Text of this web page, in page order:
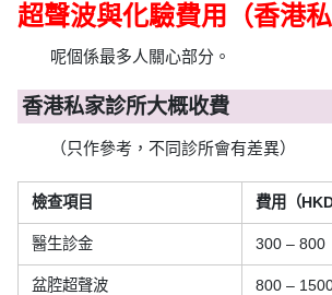
超聲波與化驗費用（香港私
呢個係最多人關心部分。
香港私家診所大概收費
（只作參考，不同診所會有差異）
檢查項目 費用（HKD
醫生診金 300 – 800
盆腔超聲波 800 –